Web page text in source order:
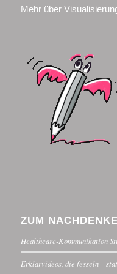
Mehr über
ZUM
Healthcare-Kommunikation
Erklärvideos, die fesseln –